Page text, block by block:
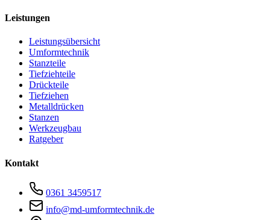
Leistungen
Leistungsübersicht
Umformtechnik
Stanzteile
Tiefziehteile
Drückteile
Tiefziehen
Metalldrücken
Stanzen
Werkzeugbau
Ratgeber
Kontakt
0361 3459517
info@md-umformtechnik.de